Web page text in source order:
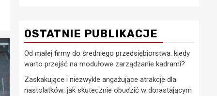
OSTATNIE PUBLIKACJE
Od małej firmy do średniego przedsiębiorstwa. kiedy
warto przejść na modułowe zarządzanie kadrami?
Zaskakujące i niezwykle angażujące atrakcje dla
nastolatków: jak skutecznie obudzić w dorastającym